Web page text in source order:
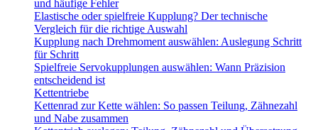
und häufige Fehler
Elastische oder spielfreie Kupplung? Der technische
Vergleich für die richtige Auswahl
Kupplung nach Drehmoment auswählen: Auslegung Schritt
für Schritt
Spielfreie Servokupplungen auswählen: Wann Präzision
entscheidend ist
Kettentriebe
Kettenrad zur Kette wählen: So passen Teilung, Zähnezahl
und Nabe zusammen